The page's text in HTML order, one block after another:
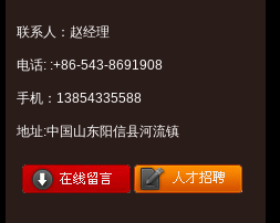
联系人：赵经理
电话: :+86-543-8691908
手机：13854335588
地址:中国山东阳信县河流镇